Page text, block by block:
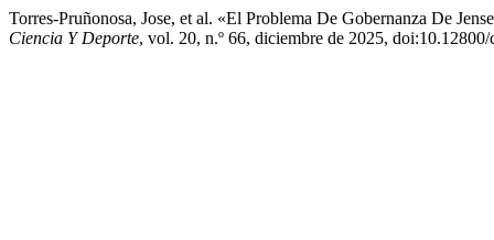
Torres-Pruñonosa, Jose, et al. «El Problema De Gobernanza De
Ciencia Y Deporte, vol. 20, n.º 66, diciembre de 2025,